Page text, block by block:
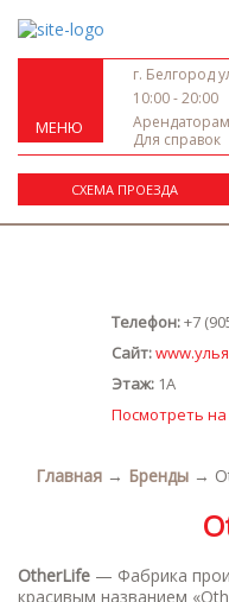
МЕНЮ
г. Белгород
10:00 - 20:00
Арендаторам
Для справок
СХЕМА ПРОЕЗДА
Телефон:+7
Сайт:
Этаж: 1А
Посмотреть
Главная → Бренды →
OtherLife — Фабрика
красивым названием